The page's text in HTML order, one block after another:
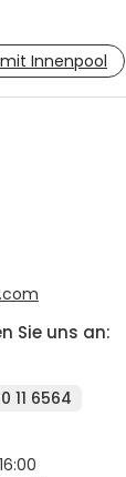
Innenpool
Sie uns an:
11 6564